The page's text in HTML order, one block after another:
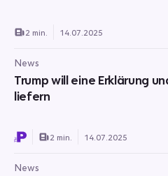
2 min. 14.07.2025
News
Trump will eine Erklärung
liefern
2 min. 14.07.2025
News